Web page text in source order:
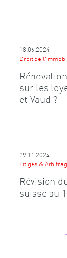
18.06.2024
Droit de
sur les
et Vaud ?
29.11.2024
Litiges &
Révision
suisse au